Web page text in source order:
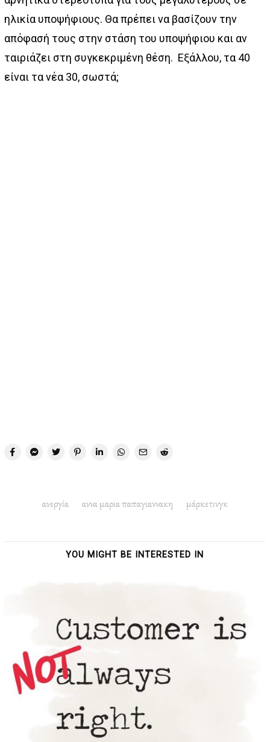
ηλικία υποψήφιους. Θα πρέπει να βασίζουν την
απόφασή τους στην στάση του υποψήφιου και αν
ταιριάζει στη συγκεκριμένη θέση. Εξάλλου, τα 40
είναι τα νέα 30, σωστά;
ανεργία αννα μαρια παπαγιαννακη μάρκετινγκ
YOU MIGHT BE INTERESTED IN